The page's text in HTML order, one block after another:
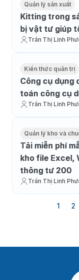
Quản lý sản xuất
Kitting trong
bị vật tư giúp
Trần Thị Linh
Kiến thức quản trị
Công cụ dụng
toán công cụ
Trần Thị Linh
Quản lý kho và
Tải miễn phí
kho file Excel,
thông tư 200
Trần Thị Linh
1 2